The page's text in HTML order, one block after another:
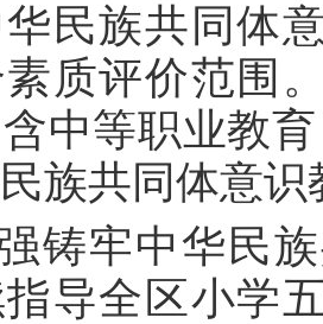
民族共同体
质评价范围
中等职业教
族共同体意
铸牢中华民
导全区小学